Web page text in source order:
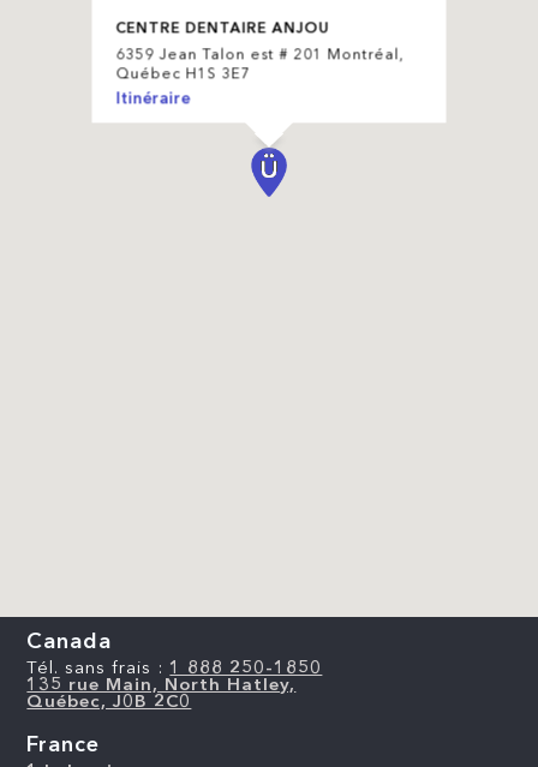
CENTRE DENTAIRE ANJOU
6359 Jean Talon est # 201 Montréal,
Québec H1S 3E7
Itinéraire
Canada
Tél. sans frais : 1 888 250-1850
135 rue Main, North Hatley,
Québec, J0B 2C0
France